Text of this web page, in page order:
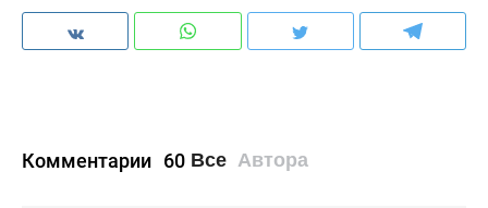
Комментарии 60 Все Автора